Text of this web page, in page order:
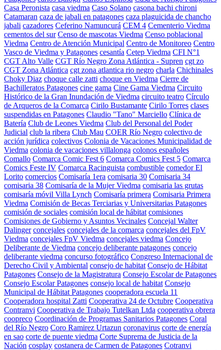
Casa Peronista casa viedma Caso Solano casona bachi chironi
Catamaran caza de jabali en patagones caza plaguicida de chancho
jabali cazadores Ceferino Namuncurá CEM 4 Cementerio Viedma
cementos del sur Censo de mascotas Viedma Censo poblacional
Viedma Centro de Atención Municipal Centro de Monitoreo Centro
Vasco de Viedma y Patagones cesantía Cetep Viedma CFI N°1
CGT Alto Valle CGT Río Negro Zona Atlántica - Supren cgt zo
CGT Zona Atlántica cgt zona atlantica rio negro charla Chichinales
Choky Diaz choque calle zatti choque en Viedma Cierre de
Bachilleratos Patagones cine gama Cine Gama Viedma Circuito
Histórico de la Gran Inundación de Viedma circuito teatro Círculo
de Arqueros de la Comarca Cirilo Bustamante Cirilo Torres clases
suspendidas en Patagones Claudio "Tano" Marciello Clínica de
Batería Club de Leones Viedma Club del Personal del Poder
Judicial club la ribera Club Mau COER Río Negro colectivo de
acción jurídica colectivos Colonia de Vacaciones Municipalidad de
Viedma colonia de vacaciones villalonga colonos españoles
Comallo Comarca Comic Fest 6 Comarca Comics Fest 5 Comarca
Comics Feste IV Comarca Racinguista combustible comedor El
Lorito comercios Comisaría 1era comisaria 30 Comisaria 34
comisaria 38 Comisaría de la Mujer Viedma comisaria las grutas
comisaría móvil Villa Lynch Comisaría primera Comisaria Primera
Viedma Comisión de Becas Terciarias y Universitarias Patagones
comisión de sociales comisión local de hábitat comisiones
Comisiones de Gobierno y Asuntos Vecinales Concejal Walter
Dalinger concejales concejales de la comarca concejales del FpV
Viedma concejales FpV Viedma concejales viedma Concejo
Deliberante de Viedma concejo deliberante patagones concejo
deliberante viedma concurso fotográfico Congreso Internacional de
Derecho Civil y Ambiental consejo de habitat Consejo de Hábitat
Patagones Consejo de la Magistratura Consejo Escolar de Patagones
Consejo Escolar Patagones consejo local de habitat Consejo
Municipal de Hábitat Patagones cooperadora escuela 11
Cooperadora hospital Zatti Cooperativa 24 de Octubre Cooperativa
Contranvi Cooperativa de Trabajo Tutelkan Ltda cooperativa obrera
coopreco Coordinación de Programas Sanitarios Patagones Coral
del Río Negro Coro Ramirez Urtazun coronavirus corte de energía
en sao corte de puente viedma Corte Suprema de Justicia de la
Nación cosplay costanera de Carmen de Patagones Cotranvi